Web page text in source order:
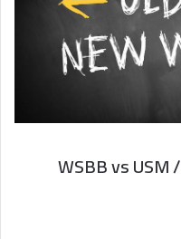
تعديل تعيينات الحكام WSBB vs USM /